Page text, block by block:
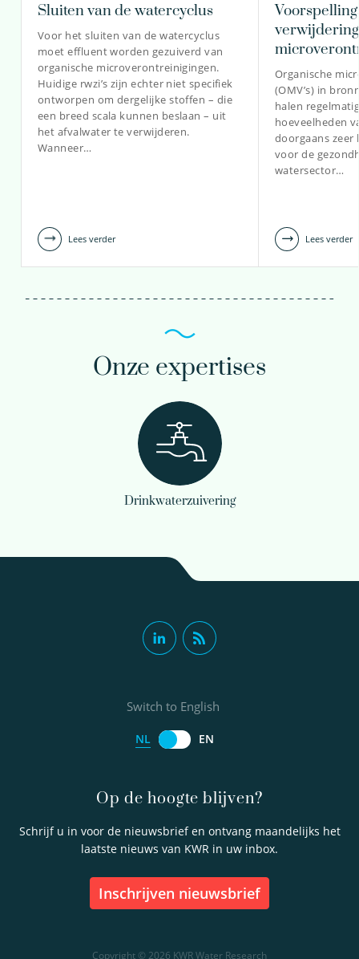
Sluiten van de watercyclus
Voor het sluiten van de watercyclus
moet effluent worden gezuiverd van
organische microverontreinigingen.
Huidige rwzi’s zijn echter niet specifiek
ontworpen om dergelijke stoffen – die
een breed scala kunnen beslaan – uit
het afvalwater te verwijderen.
Wanneer…
Lees verder
Organische
(OMV’s) in
halen
hoeveelheden
doorgaans zeer
voor de
watersector…
Lees verder
Onze expertises
Drinkwaterzuivering
Op de hoogte blijven?
Schrijf u in voor de nieuwsbrief en ontvang maandelijks het
laatste nieuws van KWR in uw inbox.
inschrijven nieuwsbrief
Switch to English
NL EN
Copyright © 2026 KWR Water Research